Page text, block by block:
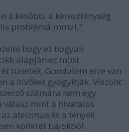
a később, a kereszténység
problémáimmal."
hogy ez hogyan
alapján ez most
tünetek. Gondolom erre van
a hívőket gyógyítják. Viszont
számára nem egy
válasz mint a hivatalos
ateizmus és a tények
konkrét bajokból.